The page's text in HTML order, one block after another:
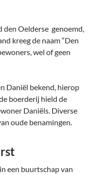
den Oelderse genoemd,
kreeg de naam “Den
wel of geen
Daniël bekend, hierop
boerderij hield de
Daniëls. Diverse
oude benamingen.
een buurtschap van